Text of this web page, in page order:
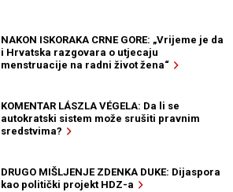
NAKON ISKORAKA CRNE GORE: „Vrijeme je da
i Hrvatska razgovara o utjecaju
menstruacije na radni život žena“
KOMENTAR LÁSZLA VÉGELA: Da li se
autokratski sistem može srušiti pravnim
sredstvima?
DRUGO MIŠLJENJE ZDENKA DUKE: Dijaspora
kao politički projekt HDZ-a